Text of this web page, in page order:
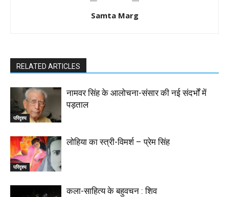
Samta Marg
RELATED ARTICLES
परिदृश्य
नामवर सिंह के आलोचना-संसार की नई संदर्भों में
पड़ताल
परिदृश्य
लोहिया का स्त्री-विमर्श – प्रेम सिंह
कला-साहित्य के बहुवचन : शिव